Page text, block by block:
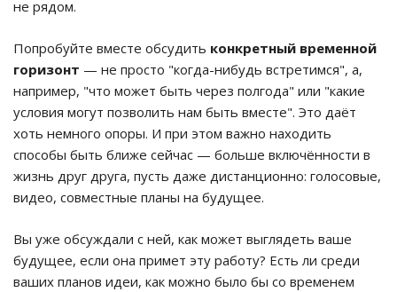
не рядом.
Попробуйте вместе обсудить конкретный временной
горизонт — не просто "когда-нибудь встретимся", а,
например, "что может быть через полгода" или "какие
условия могут позволить нам быть вместе". Это даёт
хоть немного опоры. И при этом важно находить
способы быть ближе сейчас — больше включённости в
жизнь друг друга, пусть даже дистанционно: голосовые,
видео, совместные планы на будущее.
Вы уже обсуждали с ней, как может выглядеть ваше
будущее, если она примет эту работу? Есть ли среди
ваших планов идеи, как можно было бы со временем